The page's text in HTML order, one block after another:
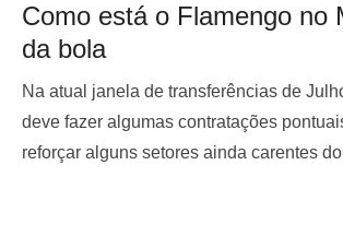
Como está o Flamengo no
da bola
Na atual janela de transferências de
deve fazer algumas contratações
reforçar alguns setores ainda carentes